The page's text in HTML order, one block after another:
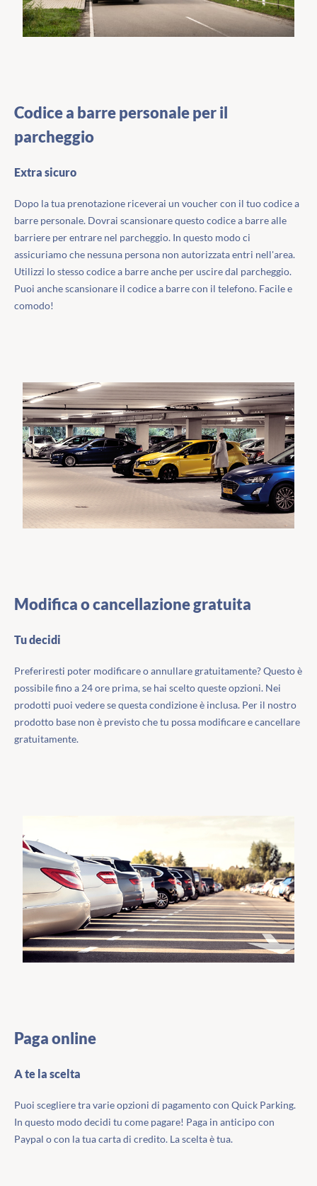
Codice a barre personale per il
parcheggio
Extra sicuro
Dopo la tua prenotazione riceverai un voucher con il tuo codice a
barre personale. Dovrai scansionare questo codice a barre alle
barriere per entrare nel parcheggio. In questo modo ci
assicuriamo che nessuna persona non autorizzata entri nell'area.
Utilizzi lo stesso codice a barre anche per uscire dal parcheggio.
Puoi anche scansionare il codice a barre con il telefono. Facile e
comodo!
Modifica o cancellazione gratuita
Tu decidi
Preferiresti poter modificare o annullare gratuitamente? Questo è
possibile fino a 24 ore prima, se hai scelto queste opzioni. Nei
prodotti puoi vedere se questa condizione è inclusa. Per il nostro
prodotto base non è previsto che tu possa modificare e cancellare
gratuitamente.
Paga online
A te la scelta
Puoi scegliere tra varie opzioni di pagamento con Quick Parking.
In questo modo decidi tu come pagare! Paga in anticipo con
Paypal o con la tua carta di credito. La scelta è tua.